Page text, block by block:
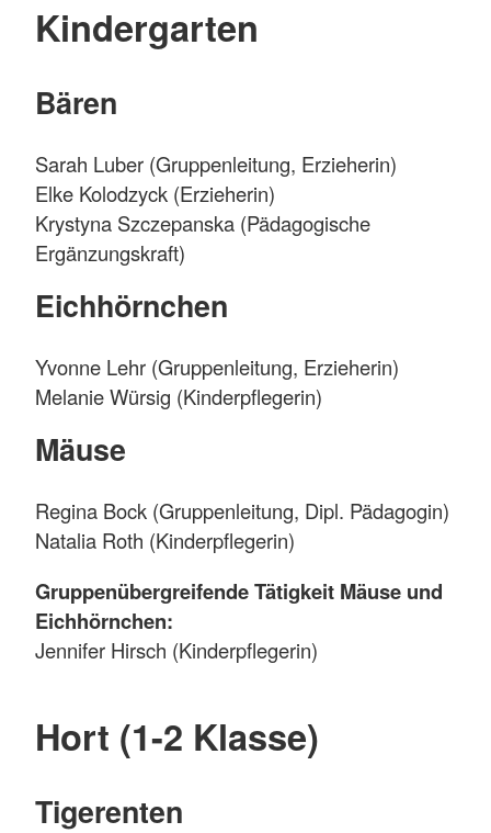
Kindergarten
Bären
Sarah Luber (Gruppenleitung, Erzieherin)
Elke Kolodzyck (Erzieherin)
Krystyna Szczepanska (Pädagogische
Ergänzungskraft)
Eichhörnchen
Yvonne Lehr (Gruppenleitung, Erzieherin)
Melanie Würsig (Kinderpflegerin)
Mäuse
Regina Bock (Gruppenleitung, Dipl. Pädagogin)
Natalia Roth (Kinderpflegerin)
Gruppenübergreifende Tätigkeit Mäuse und
Eichhörnchen:
Jennifer Hirsch (Kinderpflegerin)
Hort (1-2 Klasse)
Tigerenten